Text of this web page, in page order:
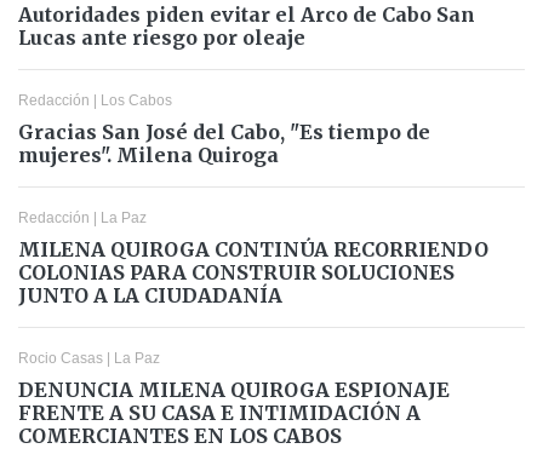
Autoridades piden evitar el Arco de Cabo San
Lucas ante riesgo por oleaje
Redacción | Los Cabos
Gracias San José del Cabo, "Es tiempo de
mujeres". Milena Quiroga
Redacción | La Paz
MILENA QUIROGA CONTINÚA RECORRIENDO
COLONIAS PARA CONSTRUIR SOLUCIONES
JUNTO A LA CIUDADANÍA
Rocio Casas | La Paz
DENUNCIA MILENA QUIROGA ESPIONAJE
FRENTE A SU CASA E INTIMIDACIÓN A
COMERCIANTES EN LOS CABOS